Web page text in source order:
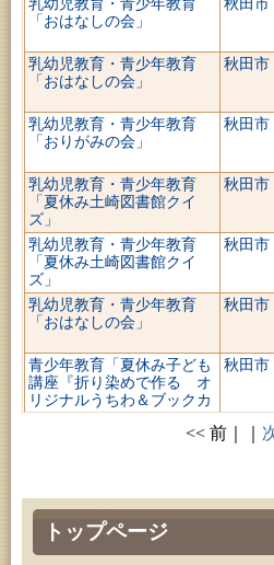
トップページ
乳幼児教育・青少年教育
「おはなしの会」
秋田市
乳幼児教育・青少年教育
「おはなしの会」
秋田市
乳幼児教育・青少年教育
「おりがみの会」
秋田市
乳幼児教育・青少年教育
「夏休み土崎図書館クイ
ズ」
秋田市
乳幼児教育・青少年教育
「夏休み土崎図書館クイ
ズ」
秋田市
乳幼児教育・青少年教育
「おはなしの会」
秋田市
青少年教育「夏休み子ども
講座『折り染めで作る オ
リジナルうちわ＆ブックカ
バー』」
秋田市
秋田市
乳幼児教育・青少年教育
「おはなしの会」
秋田市
<< 前｜｜